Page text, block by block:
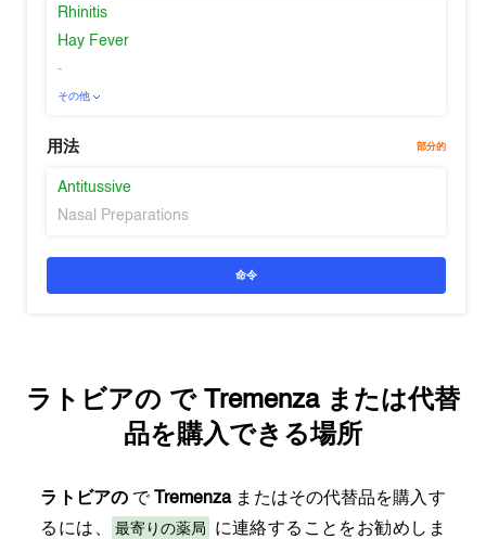
Rhinitis
Hay Fever
-
その他
用法 部分的
Antitussive
Nasal Preparations
命令
ラトビアの で Tremenzaまたは代替
品を購入できる場所
ラトビアので Tremenzaまたはその代替品を購入す
るには、
最寄りの薬局 に連絡することをお勧めしま